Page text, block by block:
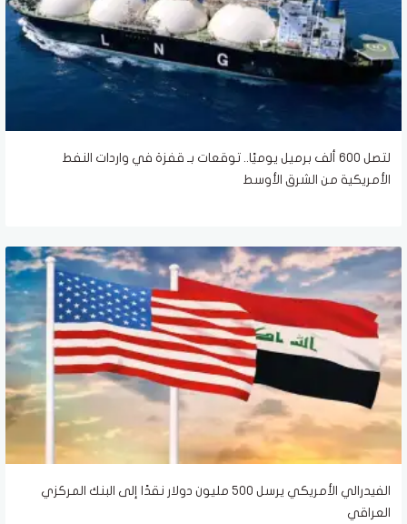
لتصل 600 ألف برميل يوميًا.. توقعات بـ قفزة في واردات النفط
الأمريكية من الشرق الأوسط
الفيدرالي الأمريكي يرسل 500 مليون دولار نقدًا إلى البنك المركزي
العراقي